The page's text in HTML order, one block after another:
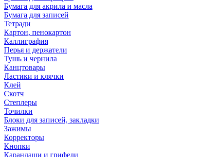
Бумага для акрила и масла
Бумага для записей
Тетради
Картон, пенокартон
Каллиграфия
Перья и держатели
Тушь и чернила
Канцтовары
Ластики и клячки
Клей
Скотч
Степлеры
Точилки
Блоки для записей, закладки
Зажимы
Корректоры
Кнопки
Карандаши и грифели